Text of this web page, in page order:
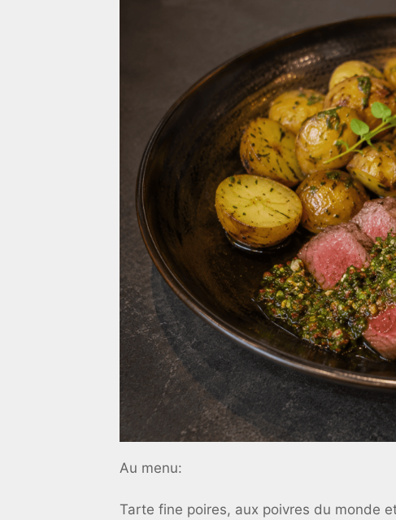
Au menu:
Tarte fine poires, aux poivres du monde